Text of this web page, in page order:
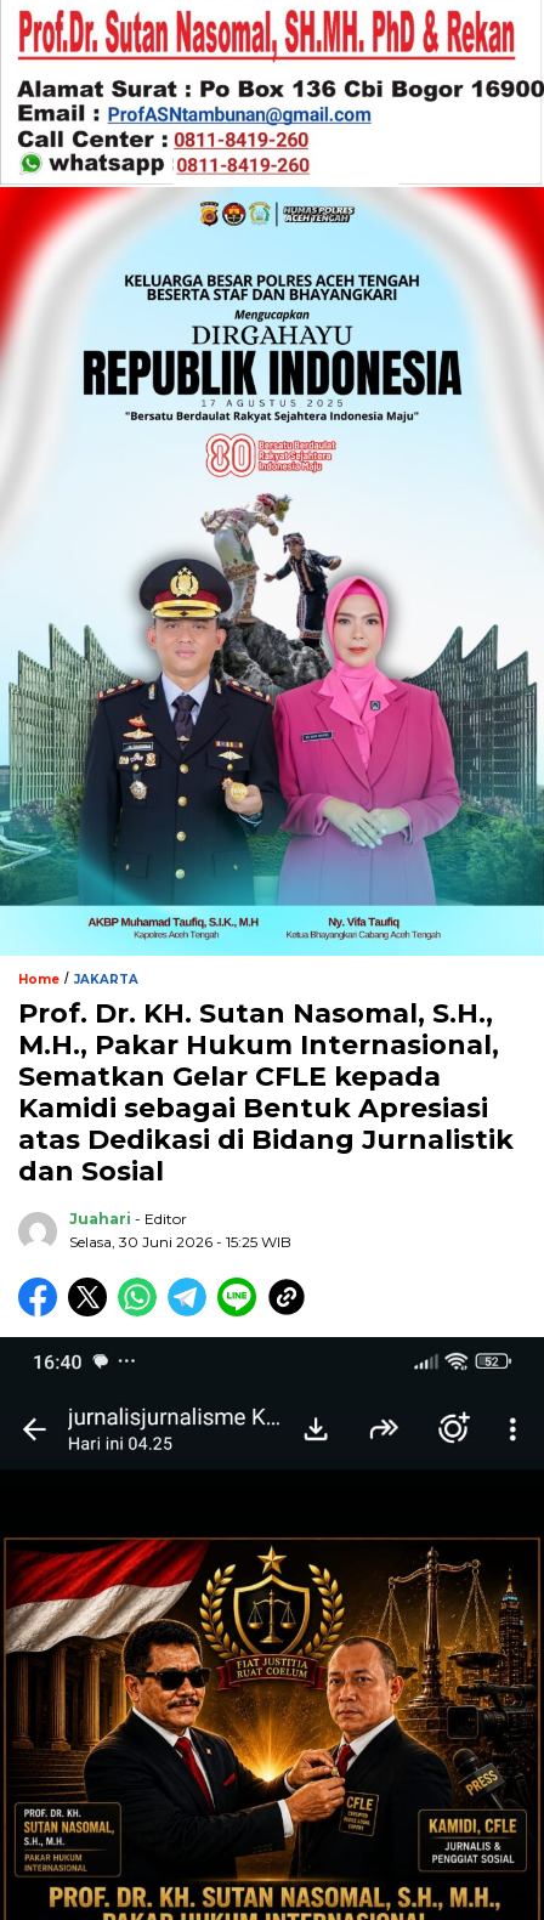
Home / JAKARTA
Prof. Dr. KH. Sutan Nasomal, S.H.,
M.H., Pakar Hukum Internasional,
Sematkan Gelar CFLE kepada
Kamidi sebagai Bentuk Apresiasi
atas Dedikasi di Bidang Jurnalistik
dan Sosial
Juahari - Editor
Selasa, 30 Juni 2026 - 15:25 WIB